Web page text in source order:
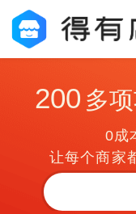
200 多
0成
让每个商家